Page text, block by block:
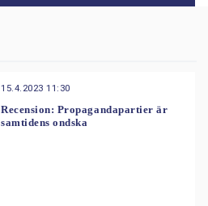
15.4.2023 11:30
Recension: Propagandapartier är
samtidens ondska